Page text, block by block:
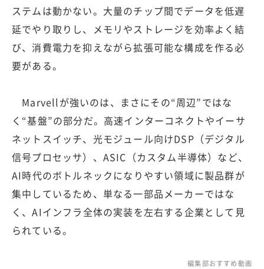
ステムは動かない。大量のチップ間でデータを低遅
延でやり取りし、メモリやストレージを効率よく結
び、消費電力を抑えながら拡張可能な構成を作る必
要がある。
Marvellが強いのは、まさにその“周辺”ではな
く“基盤”の部分だ。高速インターコネクトやイーサ
ネットスイッチ、光モジュール向けDSP（デジタル
信号プロセッサ）、ASIC（カスタム半導体）など、
AI時代のボトルネックになりやすい領域に製品群が
集中しているため、単なる一部品メーカーではな
く、AIインフラ全体の実装を左右する企業として見
られている。
編集部おすすめ動画